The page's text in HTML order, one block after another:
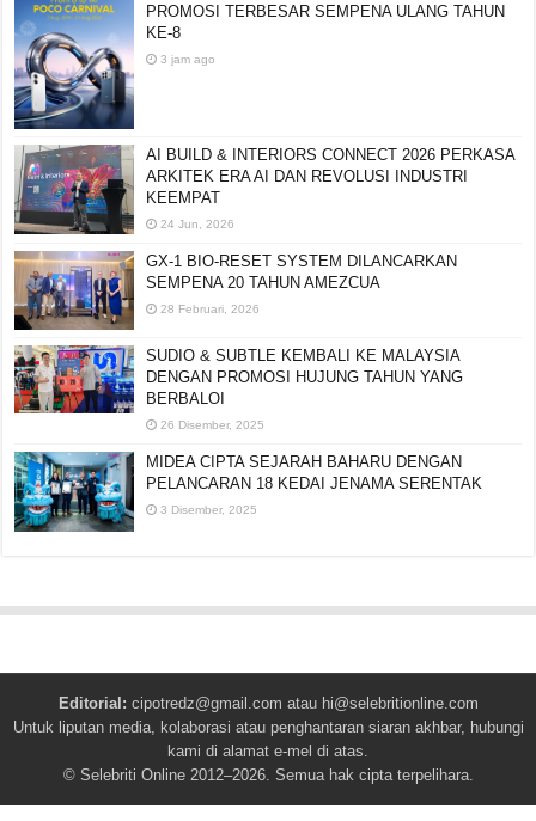
PROMOSI TERBESAR SEMPENA ULANG TAHUN
KE-8
3 jam ago
AI BUILD & INTERIORS CONNECT 2026 PERKASA
ARKITEK ERA AI DAN REVOLUSI INDUSTRI
KEEMPAT
24 Jun, 2026
GX-1 BIO-RESET SYSTEM DILANCARKAN
SEMPENA 20 TAHUN AMEZCUA
28 Februari, 2026
SUDIO & SUBTLE KEMBALI KE MALAYSIA
DENGAN PROMOSI HUJUNG TAHUN YANG
BERBALOI
26 Disember, 2025
MIDEA CIPTA SEJARAH BAHARU DENGAN
PELANCARAN 18 KEDAI JENAMA SERENTAK
3 Disember, 2025
Editorial: cipotredz@gmail.com atau hi@selebritionline.com
Untuk liputan media, kolaborasi atau penghantaran siaran akhbar, hubungi
kami di alamat e-mel di atas.
© Selebriti Online 2012–2026. Semua hak cipta terpelihara.